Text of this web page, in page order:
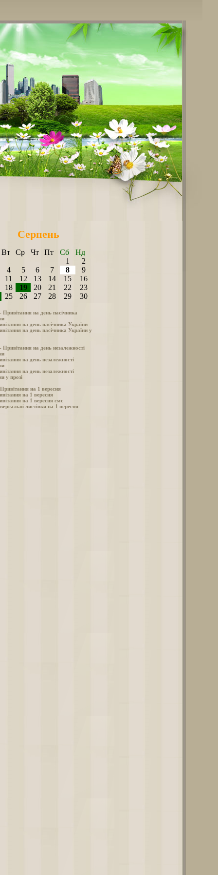
Серпень
Вт Ср Чт Пт Сб
Нд
1
2
4
5 6 7 8
9
11
12 13 14 15
16
18
19 20 21 22
23
25
26 27 28 29 30
Привітання на день пасічника
на день пасічника України
на день пасічника України у
Привітання на день незалежності
на день незалежності
на день незалежності
у прозі
на 1 вересня
на 1 вересня
на 1 вересня смс
листівки на 1 вересня